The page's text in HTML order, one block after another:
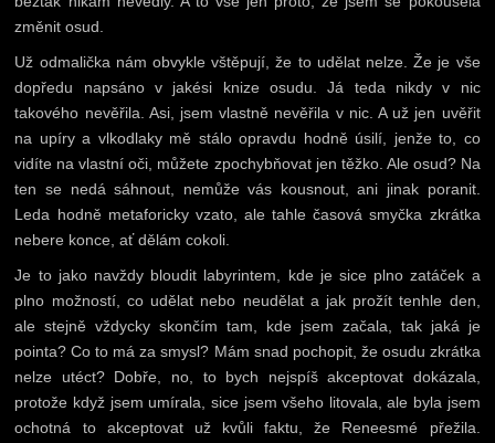
změnit osud.
Už odmalička nám obvykle vštěpují, že to udělat nelze. Že je vše
dopředu napsáno v jakési knize osudu. Já teda nikdy v nic
takového nevěřila. Asi, jsem vlastně nevěřila v nic. A už jen uvěřit
na upíry a vlkodlaky mě stálo opravdu hodně úsilí, jenže to, co
vidíte na vlastní oči, můžete zpochybňovat jen těžko. Ale osud? Na
ten se nedá sáhnout, nemůže vás kousnout, ani jinak poranit.
Leda hodně metaforicky vzato, ale tahle časová smyčka zkrátka
nebere konce, ať dělám cokoli.
Je to jako navždy bloudit labyrintem, kde je sice plno zatáček a
plno možností, co udělat nebo neudělat a jak prožít tenhle den,
ale stejně vždycky skončím tam, kde jsem začala, tak jaká je
pointa? Co to má za smysl? Mám snad pochopit, že osudu zkrátka
nelze utéct? Dobře, no, to bych nejspíš akceptovat dokázala,
protože když jsem umírala, sice jsem všeho litovala, ale byla jsem
ochotná to akceptovat už kvůli faktu, že Reneesmé přežila.